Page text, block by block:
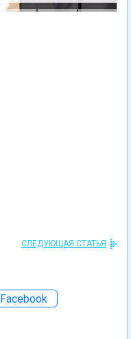
СЛЕДУЮЩАЯ СТАТЬЯ
Facebook